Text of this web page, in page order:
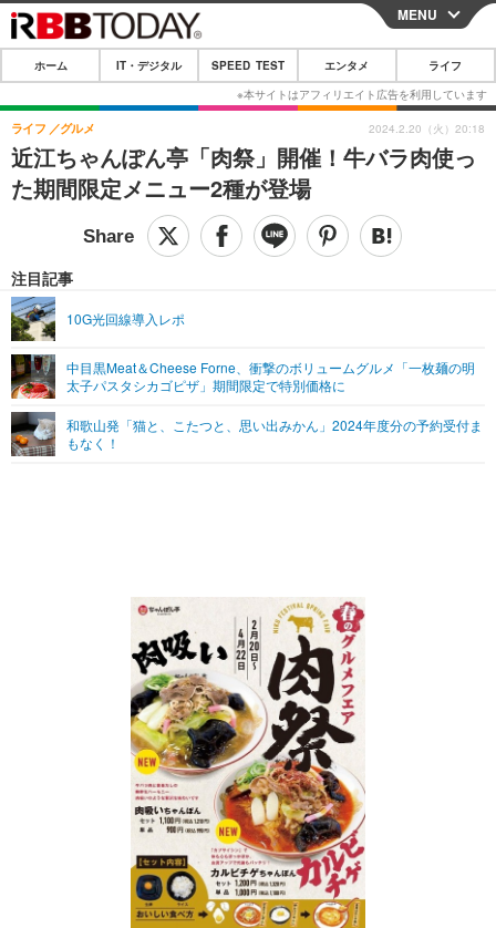
CLOSE
ホーム
IT・デジタル
IT・デジタルTOP スマートフォン
ショッピング その他
SPEED TEST
エンタメTOP 映画・ドラマ
グラビア
ショッピング その他
ライフTOP
その他
リリース一覧
プッシュ通知の停止方法
MENU
ホーム IT・デジタル SPEED TEST エンタメ ライフ
近江ちゃんぽん亭「肉祭」開催！牛バラ肉使っ
た期間限定メニュー2種が登場
ライフ グルメ
注目記事
10G光回線導入レポ
中目黒Meat＆Cheese Forne、衝撃のボリュームグルメ「一枚麺の明
太子パスタシカゴピザ」期間限定で特別価格に
和歌山発「猫と、こたつと、思い出みかん」2024年度分の予約受付ま
もなく！
2024.2.20（火）20:18